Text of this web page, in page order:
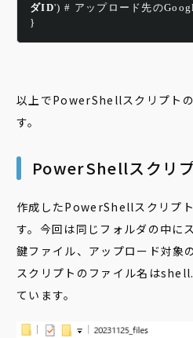
ダID') # アップロード先の
}
以上でPowerShellスクリプト
す。
PowerShellスクリ
作成したPowerShellスクリプ
す。今回は同じフォルダの中に
鍵ファイル、アップロード対象
スクリプトのファイル名は
ています。